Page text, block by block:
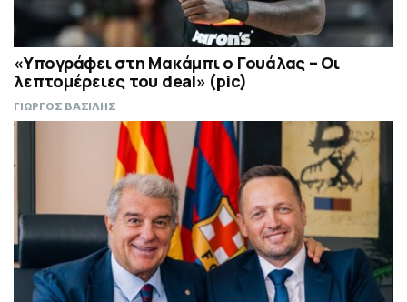
«Υπογράφει στη Μακάμπι ο Γουάλας – Οι
λεπτομέρειες του deal» (pic)
ΓΙΩΡΓΟΣ ΒΑΣΙΛΗΣ